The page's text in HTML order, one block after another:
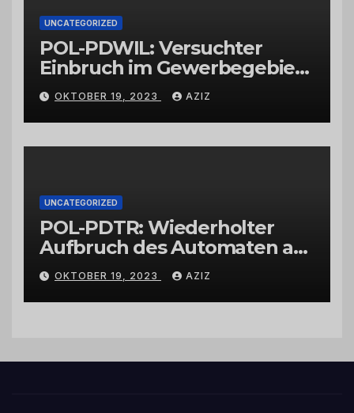
UNCATEGORIZED
POL-PDWIL: Versuchter
Einbruch im Gewerbegebiet
Wittlich
OKTOBER 19, 2023 AZIZ
UNCATEGORIZED
POL-PDTR: Wiederholter
Aufbruch des Automaten am
Wohnmobilstellplatz in
Hermeskeil am Labachweg
OKTOBER 19, 2023 AZIZ